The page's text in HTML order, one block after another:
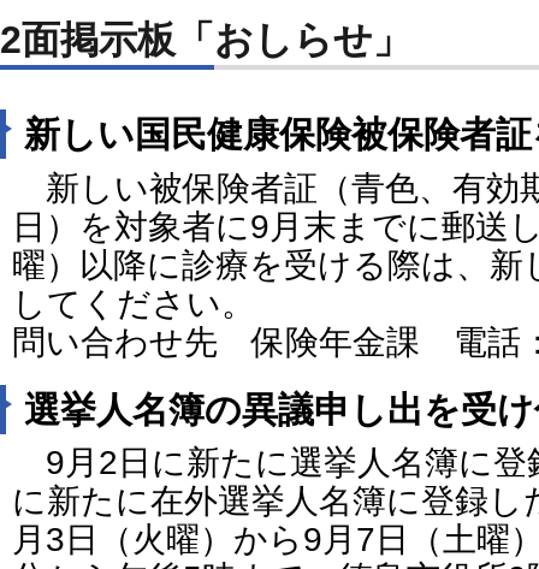
2面掲示板「おしらせ」
新しい国民健康保険被保険者
新しい被保険者証（青色、有効
日）を対象者に9月末までに郵送
曜）以降に診療を受ける際は、新
してください。
問い合わせ先 保険年金課 電話
選挙人名簿の異議申し出を受
9月2日に新たに選挙人名簿に登
に新たに在外選挙人名簿に登録
月3日（火曜）から9月7日（土曜